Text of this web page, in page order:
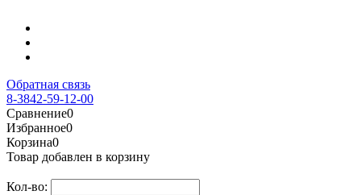
Обратная связь
8-3842-59-12-00
Сравнение0
Избранное0
Корзина0
Товар добавлен в корзину
Кол-во: